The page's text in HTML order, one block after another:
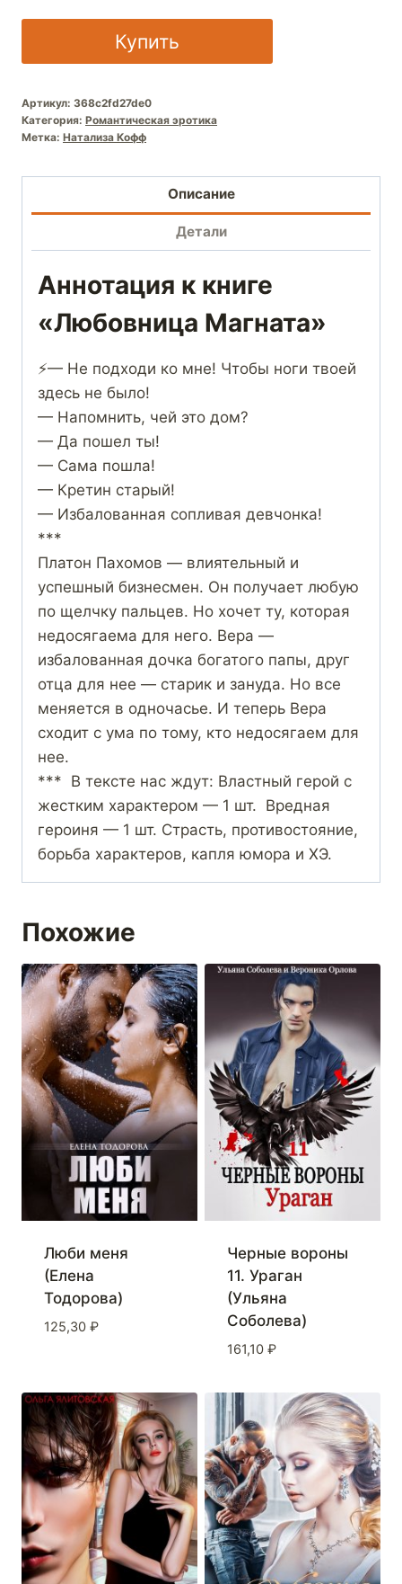
Купить
Артикул: 368c2fd27de0
Категория: Романтическая эротика
Метка: Натализа Кофф
Описание
Детали
Аннотация к книге
«Любовница Магната»
⚡— Не подходи ко мне! Чтобы ноги твоей
здесь не было!
— Напомнить, чей это дом?
— Да пошел ты!
— Сама пошла!
— Кретин старый!
— Избалованная сопливая девчонка!
***
Платон Пахомов — влиятельный и
успешный бизнесмен. Он получает любую
по щелчку пальцев. Но хочет ту, которая
недосягаема для него. Вера —
избалованная дочка богатого папы, друг
отца для нее — старик и зануда. Но все
меняется в одночасье. И теперь Вера
сходит с ума по тому, кто недосягаем для
нее.
*** В тексте нас ждут: Властный герой с
жестким характером — 1 шт. Вредная
героиня — 1 шт. Страсть, противостояние,
борьба характеров, капля юмора и ХЭ.
Похожие
Люби меня
(Елена
Тодорова)
125,30 ₽
Черные вороны
11. Ураган
(Ульяна
Соболева)
161,10 ₽